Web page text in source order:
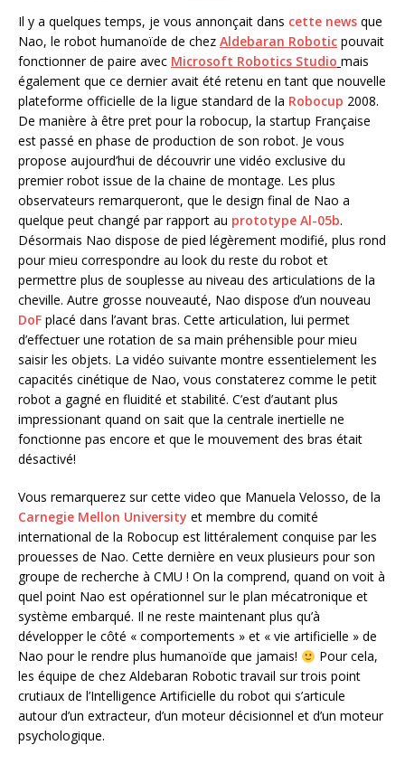
Il y a quelques temps, je vous annonçait dans cette news que
Nao, le robot humanoïde de chez Aldebaran Robotic pouvait
fonctionner de paire avec Microsoft Robotics Studio mais
également que ce dernier avait été retenu en tant que nouvelle
plateforme officielle de la ligue standard de la Robocup 2008.
De manière à être pret pour la robocup, la startup Française
est passé en phase de production de son robot. Je vous
propose aujourd’hui de découvrir une vidéo exclusive du
premier robot issue de la chaine de montage. Les plus
observateurs remarqueront, que le design final de Nao a
quelque peut changé par rapport au prototype Al-05b.
Désormais Nao dispose de pied légèrement modifié, plus rond
pour mieu correspondre au look du reste du robot et
permettre plus de souplesse au niveau des articulations de la
cheville. Autre grosse nouveauté, Nao dispose d’un nouveau
DoF placé dans l’avant bras. Cette articulation, lui permet
d’effectuer une rotation de sa main préhensible pour mieu
saisir les objets. La vidéo suivante montre essentielement les
capacités cinétique de Nao, vous constaterez comme le petit
robot a gagné en fluidité et stabilité. C’est d’autant plus
impressionant quand on sait que la centrale inertielle ne
fonctionne pas encore et que le mouvement des bras était
désactivé!
Vous remarquerez sur cette video que Manuela Velosso, de la
Carnegie Mellon University et membre du comité
international de la Robocup est littéralement conquise par les
prouesses de Nao. Cette dernière en veux plusieurs pour son
groupe de recherche à CMU ! On la comprend, quand on voit à
quel point Nao est opérationnel sur le plan mécatronique et
système embarqué. Il ne reste maintenant plus qu’à
développer le côté « comportements » et « vie artificielle » de
Nao pour le rendre plus humanoïde que jamais!
Pour cela,
les équipe de chez Aldebaran Robotic travail sur trois point
crutiaux de l’Intelligence Artificielle du robot qui s’articule
autour d’un extracteur, d’un moteur décisionnel et d’un moteur
psychologique.